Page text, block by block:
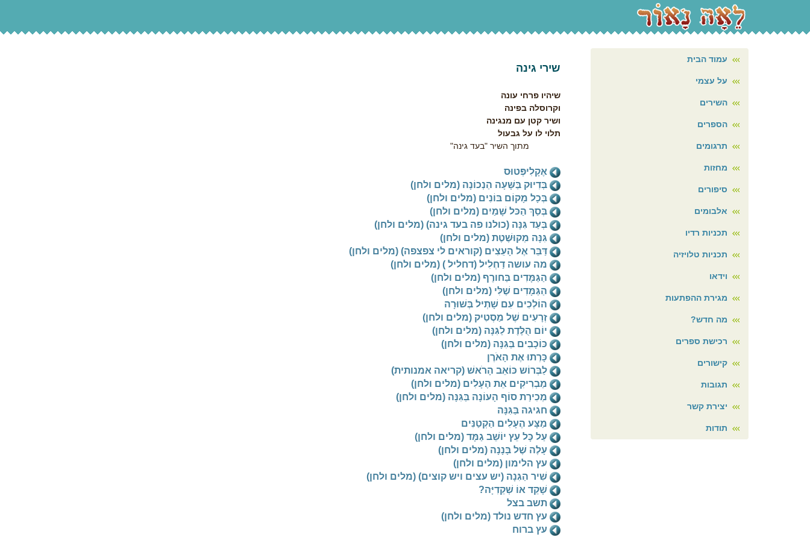
שירי גינה
שיהיו פרחי עונה
וקרוסלה בפינה
ושיר קטן עם מנגינה
תלוי לו על גבעול
מתוך השיר "בעד גינה"
אֶקָלִיפְּטוּס
בְּדִיוּק בַּשָּׁעָה הַנְכוֹנָה (מלים ולחן)
בְּכָל מָקוֹם בּוֹנִים (מלים ולחן)
בְּסַךְ הַכּל שָׁמַיִם (מלים ולחן)
בְּעַד גִּנָּה (כולנו פה בעד גינה) (מלים ולחן)
גִּנָּה מְקוּשֶׁטֶת (מלים ולחן)
דַּבֵּר אֶל הָעֵצִים (קוראים לי צפצפה) (מלים ולחן)
מה עושה דַחְלִיל (דחליל ) (מלים ולחן)
הַגַּמָּדִים בַּחורֶף (מלים ולחן)
הַגַּמָּדִים שֶׁלִּי (מלים ולחן)
הוֹלְכִים עִם שָׁתְיל בְּשׁוּרָה
זְרָעִים שֶׁל מַסְטִיק (מלים ולחן)
יוֹם הֻלֶּדֶת לַגִּנָּה (מלים ולחן)
כּוֹכָבִים בַּגִּנָּה (מלים ולחן)
כָּרְתוּ אֶת הָאֹרֶן
לַבְּרוֹש כּוֹאֵב הָרֹאשׁ (קריאה אמנותית)
מַבְרִיקִים אֵת הֶעָלִים (מלים ולחן)
מְכִירַת סוֹף הָעוֹנָה בַּגִּנָּה (מלים ולחן)
חגיגה בַּגִּנָּה
מַצָּע הֶעָלִים הַקְטַנִּים
עַל כָּל עֵץ יוֹשֵׁב גַמָּד (מלים ולחן)
עָלֶה שֶׁל בָּנָנָה (מלים ולחן)
עץ הלימון (מלים ולחן)
שִׁיר הַגִּנָה (יש עצים ויש קוצים) (מלים ולחן)
שָׁקֵד אוֹ שְׁקֵדִיָּה?
תשב בצל
עץ חדש נולד (מלים ולחן)
עץ ברוח
עמוד הבית
על עצמי
השירים
הספרים
תרגומים
מחזות
סיפורים
אלבומים
תכניות רדיו
תכניות טלויזיה
וידאו
מגירת ההפתעות
מה חדש?
רכישת ספרים
קישורים
תגובות
יצירת קשר
תודות